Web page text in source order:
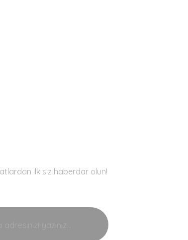
ilk siz haberdar olun!